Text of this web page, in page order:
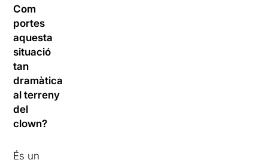
Com
portes
aquesta
situació
tan
dramàtica
al terreny
del
clown?
És un